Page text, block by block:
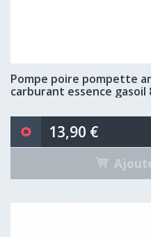
Pompe poire pompette
carburant essence gasoil
13,90 €